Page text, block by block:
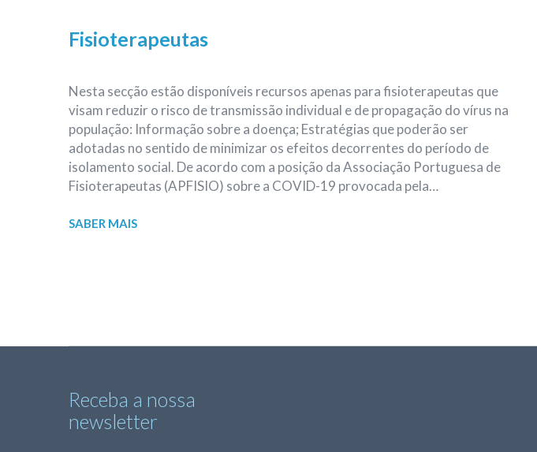
Fisioterapeutas
Nesta secção estão disponíveis recursos apenas para fisioterapeutas que
visam reduzir o risco de transmissão individual e de propagação do vírus na
população: Informação sobre a doença; Estratégias que poderão ser
adotadas no sentido de minimizar os efeitos decorrentes do período de
isolamento social. De acordo com a posição da Associação Portuguesa de
Fisioterapeutas (APFISIO) sobre a COVID-19 provocada pela…
SABER MAIS
Receba a nossa
newsletter